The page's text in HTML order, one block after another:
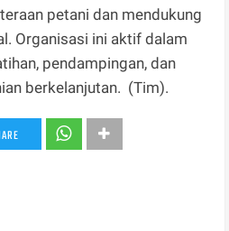
petani dan mendukung
Organisasi ini aktif dalam
pendampingan, dan
berkelanjutan. (Tim).